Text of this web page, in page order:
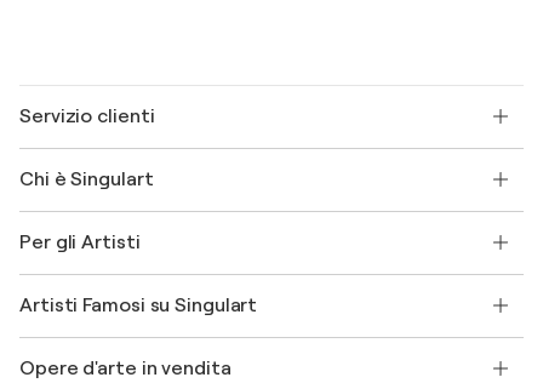
Servizio clienti
Spedizione
Offri una carta regalo
Partecipa al nostro programma commerciale
Il mio account
Protezione acquirente
+39 694500608
Chi è Singulart
FAQ
Magazine di Singulart
Lavori
Scopri arte originale selezionata
Per gli Artisti
Accedi come Artista
Artisti Famosi su Singulart
Marc Chagall
Opere d'arte in vendita